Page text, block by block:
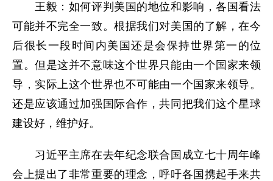
王毅：如何评判美国的地位和影响，各国看法
可能并不完全一致。根据我们对美国的了解，在今
后很长一段时间内美国还是会保持世界第一的位
置。但是这并不意味这个世界只能由一个国家来领
导，实际上这个世界也不可能由一个国家来领导。
还是应该通过加强国际合作，共同把我们这个星球
建设好，维护好。
习近平主席在去年纪念联合国成立七十周年峰
会上提出了非常重要的理念，呼吁各国携起手来共